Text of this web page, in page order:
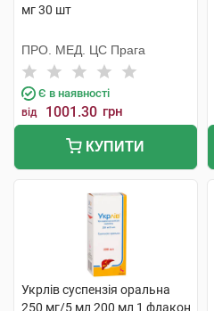
мг 30 шт
ПРО. МЕД. ЦС Прага
Є в наявності
від 1001.30 грн
КУПИТИ
Укрлів суспензія оральна
250 мг/5 мл 200 мл 1 флакон